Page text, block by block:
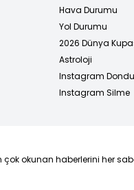
Hava Durumu
Yol Durumu
2026 Dünya
Astroloji
Instagram
Instagram Silme
çok okunan haberlerini her